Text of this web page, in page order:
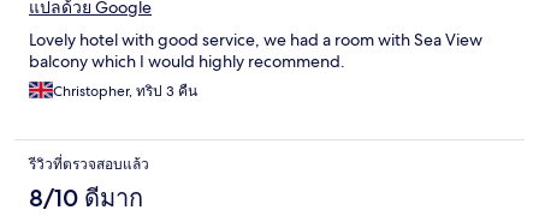
แปลด้วย Google
Lovely hotel with good service, we had a room with Sea View
balcony which I would highly recommend.
Christopher, ทริป 3 คืน
รีวิวที่ตรวจสอบแล้ว
8/10 ดีมาก